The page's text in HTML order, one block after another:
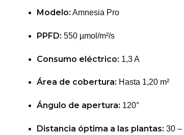
Modelo: Amnesia Pro
PPFD: 550 µmol/m²/s
Consumo eléctrico: 1,3 A
Área de cobertura: Hasta 1,20 m²
Ángulo de apertura: 120°
Distancia óptima a las plantas: 30 –